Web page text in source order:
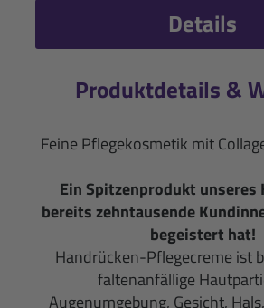
Details
Produktdetails &
Feine Pflegekosmetik mit
Ein Spitzenprodukt unseres
bereits zehntausende
begeistert hat!
Handrücken-Pflegecreme ist
faltenanfällige
Augenumgebung, Gesicht,